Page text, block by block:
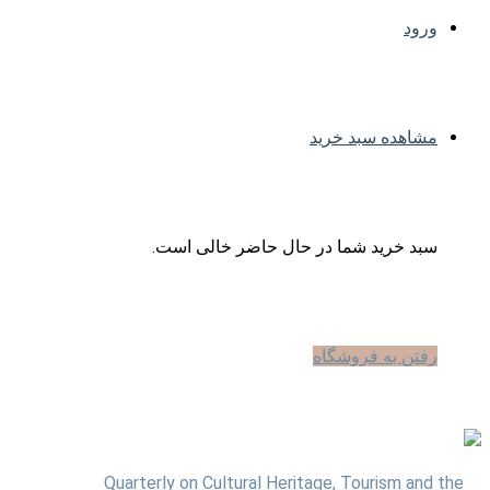
ورود
مشاهده سبد خرید
سبد خرید شما در حال حاضر خالی است.
رفتن به فروشگاه